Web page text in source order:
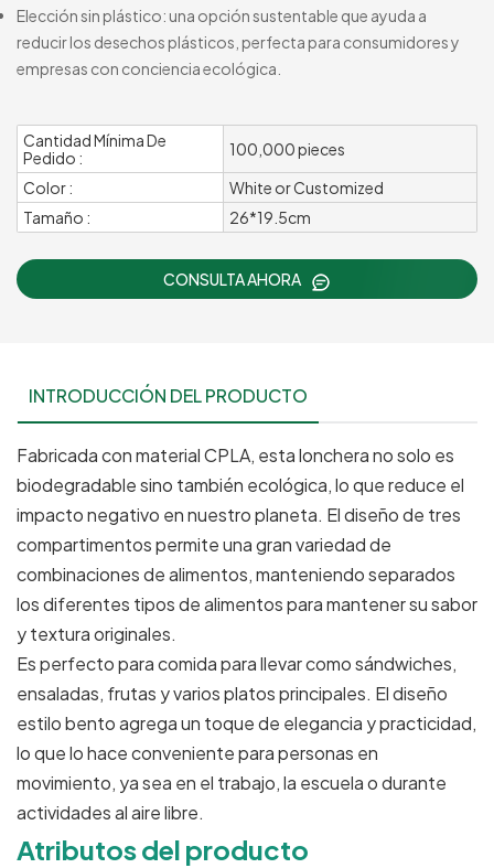
Elección sin plástico: una opción sustentable que ayuda a
reducir los desechos plásticos, perfecta para consumidores y
empresas con conciencia ecológica.
Cantidad Mínima De
Pedido :
100,000 pieces
Color :
White or Customized
Tamaño :
26*19.5cm
CONSULTA AHORA
INTRODUCCIÓN DEL PRODUCTO
Fabricada con material CPLA, esta lonchera no solo es
biodegradable sino también ecológica, lo que reduce el
impacto negativo en nuestro planeta. El diseño de tres
compartimentos permite una gran variedad de
combinaciones de alimentos, manteniendo separados
los diferentes tipos de alimentos para mantener su sabor
y textura originales.
Es perfecto para comida para llevar como sándwiches,
ensaladas, frutas y varios platos principales. El diseño
estilo bento agrega un toque de elegancia y practicidad,
lo que lo hace conveniente para personas en
movimiento, ya sea en el trabajo, la escuela o durante
actividades al aire libre.
Atributos del producto